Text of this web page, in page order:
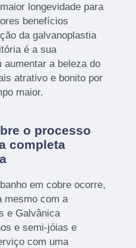
longevidade para
benefícios
da galvanoplastia
é a sua
aumentar a beleza do
atrativo e bonito por
maior.
o processo
completa
em cobre ocorre,
mesmo com a
e Galvânica
e semi-jóias e
com uma